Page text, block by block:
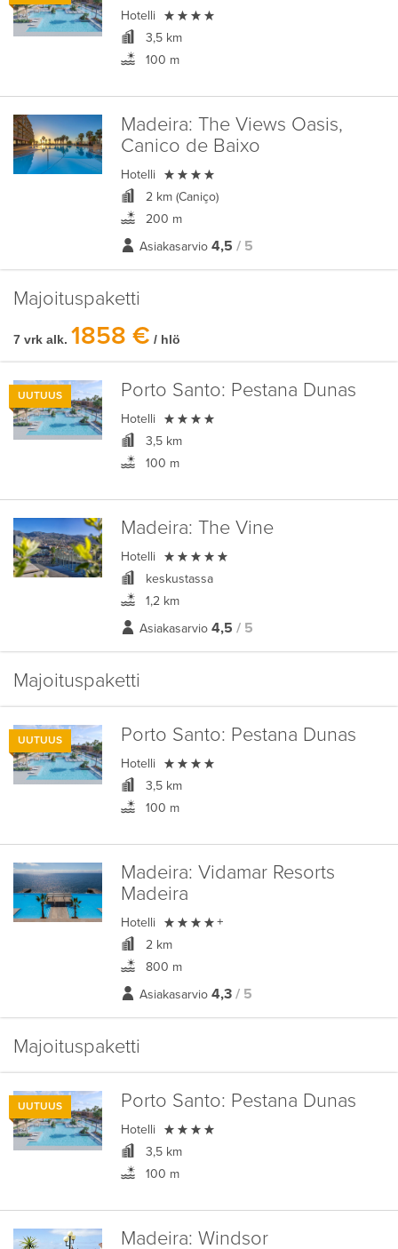
Hotelli 
3,5 km
100 m
Madeira: The Views Oasis,
Canico de Baixo
Hotelli 
2 km (Caniço)
200 m
Asiakasarvio 4,5 / 5
Majoituspaketti
7 vrk alk. 1858 € / hlö
UUTUUS Porto Santo: Pestana Dunas
Hotelli 
3,5 km
100 m
Madeira: The Vine
Hotelli 
keskustassa
1,2 km
Asiakasarvio 4,5 / 5
Majoituspaketti
UUTUUS Porto Santo: Pestana Dunas
Hotelli 
3,5 km
100 m
Madeira: Vidamar Resorts
Madeira
Hotelli  +
2 km
800 m
Asiakasarvio 4,3 / 5
Majoituspaketti
UUTUUS Porto Santo: Pestana Dunas
Hotelli 
3,5 km
100 m
Madeira: Windsor